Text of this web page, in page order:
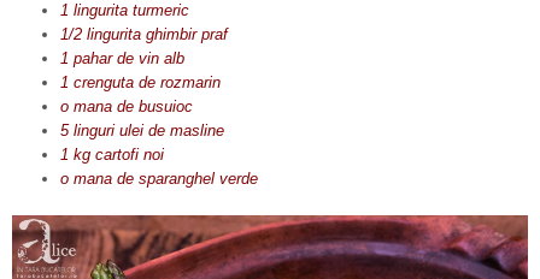
1 lingurita turmeric
1/2 lingurita ghimbir praf
1 pahar de vin alb
1 crenguta de rozmarin
o mana de busuioc
5 linguri ulei de masline
1 kg cartofi noi
o mana de sparanghel verde